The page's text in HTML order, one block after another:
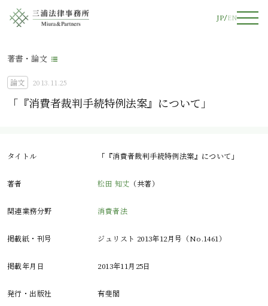
JP EN
著書・論文
論文 2013.11.25
「『消費者裁判手続特例法案』について」
タイトル 「『消費者裁判手続特例法案』について」
著者 松田 知丈 （共著）
関連業務分野 消費者法
掲載紙・刊号 ジュリスト 2013年12月号（No.1461）
掲載年月日 2013年11月25日
発行・出版社 有斐閣